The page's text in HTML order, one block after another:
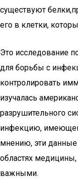
существуют
его в клетки,
Это исследование
для борьбы с
контролировать
изучалась
разрушительного
инфекцию,
мнению, эти данные
областях
важными.